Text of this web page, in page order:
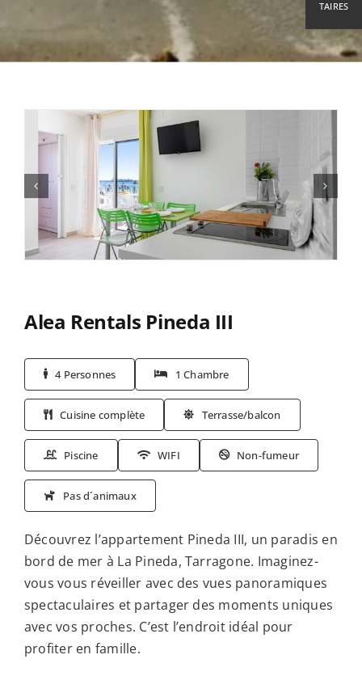
TAIRES
Alea Rentals Pineda III
4 Personnes 1 Chambre
Cuisine complète Terrasse/balcon
Piscine WIFI Non-fumeur
Pas d´animaux
Découvrez l’appartement Pineda III, un paradis en
bord de mer à La Pineda, Tarragone. Imaginez-
vous vous réveiller avec des vues panoramiques
spectaculaires et partager des moments uniques
avec vos proches. C’est l’endroit idéal pour
profiter en famille.